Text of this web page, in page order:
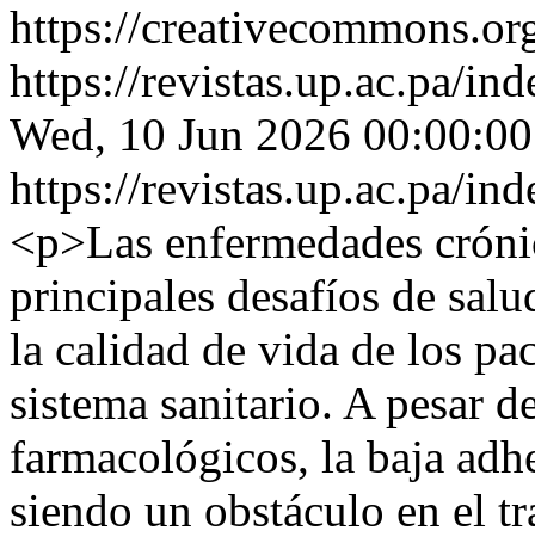
https://
https://revistas.up.ac.pa/
Wed, 10 Jun 2026
https://revistas.up.ac.pa/
<p>Las enfermedades
principales desafíos de
la calidad de vida de los
sistema sanitario. A pesar
farmacológicos, la baja
siendo un obstáculo en el